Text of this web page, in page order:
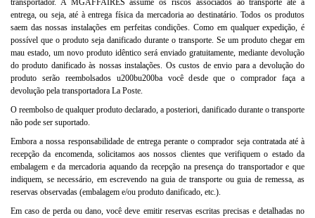
transportador. A MGAFFAIRES assume os riscos associados ao transporte até à
entrega, ou seja, até à entrega física da mercadoria ao destinatário. Todos os produtos
saem das nossas instalações em perfeitas condições. Como em qualquer expedição, é
possível que o produto seja danificado durante o transporte. Se um produto chegar em
mau estado, um novo produto idêntico será enviado gratuitamente, mediante devolução
do produto danificado às nossas instalações. Os custos de envio para a devolução do
produto serão reembolsados u200bu200ba você desde que o comprador faça a
devolução pela transportadora La Poste.
O reembolso de qualquer produto declarado, a posteriori, danificado durante o transporte
não pode ser suportado.
Embora a nossa responsabilidade de entrega perante o comprador seja contratada até à
recepção da encomenda, solicitamos aos nossos clientes que verifiquem o estado da
embalagem e da mercadoria aquando da recepção na presença do transportador e que
indiquem, se necessário, em escrevendo na guia de transporte ou guia de remessa, as
reservas observadas (embalagem e/ou produto danificado, etc.).
Em caso de perda ou dano, você deve emitir reservas escritas precisas e detalhadas no